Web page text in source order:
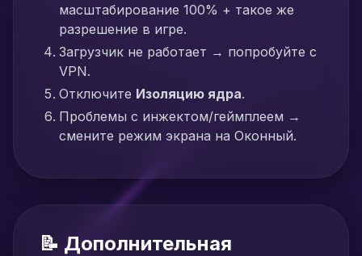
масштабирование 100% + такое же
разрешение в игре.
Загрузчик не работает → попробуйте с
VPN.
Отключите Изоляцию ядра.
Проблемы с инжектом/геймплеем →
смените режим экрана на Оконный.
📝 Дополнительная